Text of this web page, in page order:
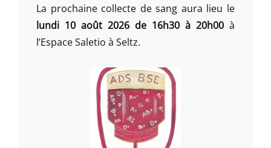
La prochaine collecte de sang aura lieu le
lundi 10 août 2026 de 16h30 à 20h00 à
l’Espace Saletio à Seltz.